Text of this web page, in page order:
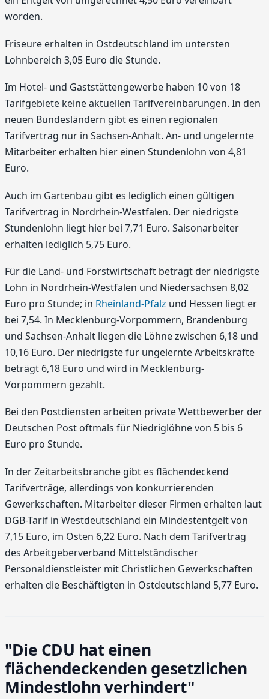
worden.
Friseure erhalten in Ostdeutschland im untersten
Lohnbereich 3,05 Euro die Stunde.
Im Hotel- und Gaststättengewerbe haben 10 von 18
Tarifgebiete keine aktuellen Tarifvereinbarungen. In den
neuen Bundesländern gibt es einen regionalen
Tarifvertrag nur in Sachsen-Anhalt. An- und ungelernte
Mitarbeiter erhalten hier einen Stundenlohn von 4,81
Euro.
Auch im Gartenbau gibt es lediglich einen gültigen
Tarifvertrag in Nordrhein-Westfalen. Der niedrigste
Stundenlohn liegt hier bei 7,71 Euro. Saisonarbeiter
erhalten lediglich 5,75 Euro.
Für die Land- und Forstwirtschaft beträgt der niedrigste
Lohn in Nordrhein-Westfalen und Niedersachsen 8,02
Euro pro Stunde; in Rheinland-Pfalz und Hessen liegt er
bei 7,54. In Mecklenburg-Vorpommern, Brandenburg
und Sachsen-Anhalt liegen die Löhne zwischen 6,18 und
10,16 Euro. Der niedrigste für ungelernte Arbeitskräfte
beträgt 6,18 Euro und wird in Mecklenburg-
Vorpommern gezahlt.
Bei den Postdiensten arbeiten private Wettbewerber der
Deutschen Post oftmals für Niedriglöhne von 5 bis 6
Euro pro Stunde.
In der Zeitarbeitsbranche gibt es flächendeckend
Tarifverträge, allerdings von konkurrierenden
Gewerkschaften. Mitarbeiter dieser Firmen erhalten laut
DGB-Tarif in Westdeutschland ein Mindestentgelt von
7,15 Euro, im Osten 6,22 Euro. Nach dem Tarifvertrag
des Arbeitgeberverband Mittelständischer
Personaldienstleister mit Christlichen Gewerkschaften
erhalten die Beschäftigten in Ostdeutschland 5,77 Euro.
"Die CDU hat einen
flächendeckenden gesetzlichen
Mindestlohn verhindert"